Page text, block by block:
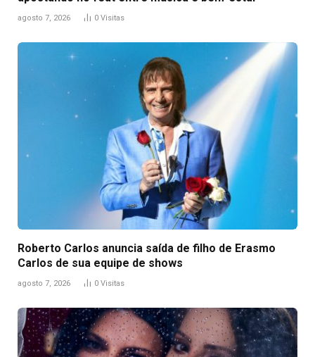
agosto 7, 2026 0 Visitas
Roberto Carlos anuncia saída de filho de Erasmo
Carlos de sua equipe de shows
agosto 7, 2026 0 Visitas